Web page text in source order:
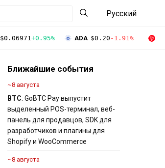
Русский
$0.06971+0.95% ADA $0.20 -1.91%
Ближайшие события
~8 августа
BTC: GoBTC Pay выпустит
выделенный POS-терминал, веб-
панель для продавцов, SDK для
разработчиков и плагины для
Shopify и WooCommerce
~8 августа